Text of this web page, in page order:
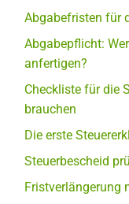
Abgabefristen für
Abgabepflicht:
anfertigen?
Checkliste für die
brauchen
Die erste
Steuerbescheid
Fristverlängerung